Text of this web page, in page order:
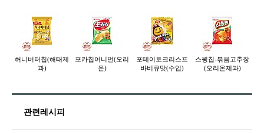
허니버터칩(해태제
과)
포카칩어니언(오리
온)
포테이토크리스프
바비큐맛(수입)
스윙칩-볶음고추장
(오리온제과)
관련레시피